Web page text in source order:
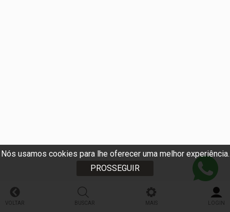
Nós usamos cookies para lhe oferecer uma melhor experiência.
PROSSEGUIR
VOLTAR BUSCAR MAIS LOGIN